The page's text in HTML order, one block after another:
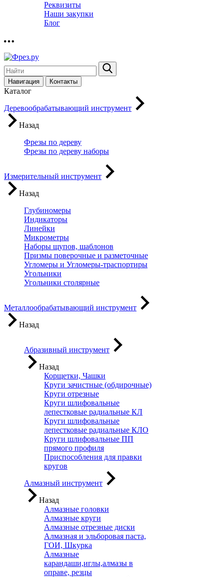
Реквизиты
Наши закупки
Блог
Навигация Контакты
Каталог
Деревообрабатывающий инструмент
Назад
Фрезы по дереву
Фрезы по дереву наборы
Измерительный инструмент
Назад
Глубиномеры
Индикаторы
Линейки
Микрометры
Наборы щупов, шаблонов
Призмы поверочные и разметочные
Угломеры и Угломеры-траспортиры
Угольники
Угольники столярные
Металлообрабатывающий инструмент
Назад
Абразивный инструмент
Назад
Корщетки, Чашки
Круги зачистные (обдирочные)
Круги отрезные
Круги шлифовальные
лепестковые радиальные КЛ
Круги шлифовальные
лепестковые радиальные КЛО
Круги шлифовальные ПП
прямого профиля
Приспособления для правки
кругов
Алмазный инструмент
Назад
Алмазные головки
Алмазные круги
Алмазные отрезные диски
Алмазная и эльборовая паста,
ГОИ, Шкурка
Алмазные
карандаши,иглы,алмазы в
оправе, резцы